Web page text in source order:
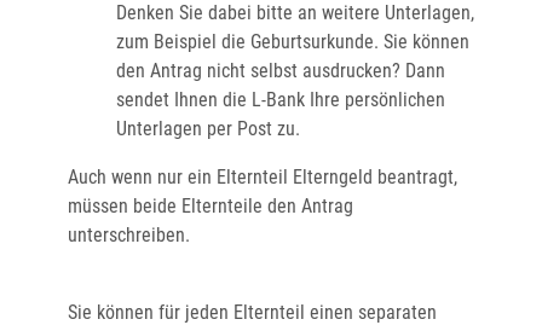
Denken Sie dabei bitte an weitere Unterlagen,
zum Beispiel die Geburtsurkunde. Sie können
den Antrag nicht selbst ausdrucken? Dann
sendet Ihnen die L-Bank Ihre persönlichen
Unterlagen per Post zu.
Auch wenn nur ein Elternteil Elterngeld beantragt,
müssen beide Elternteile den Antrag
unterschreiben.
Sie können für jeden Elternteil einen separaten